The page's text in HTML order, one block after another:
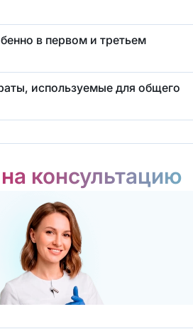
в первом и третьем
используемые для общего
на консультацию